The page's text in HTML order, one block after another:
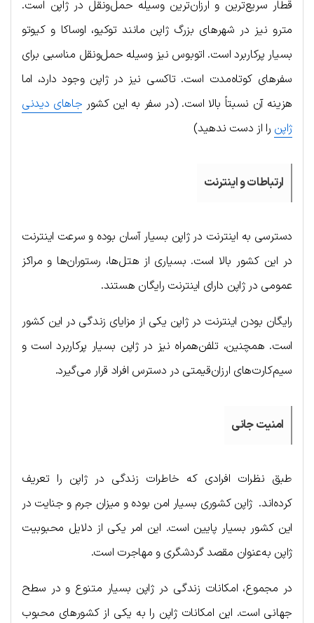
قطار سریع‌ترین و ارزان‌ترین وسیله حمل‌و‌نقل در ژاپن است.
مترو نیز در شهرهای بزرگ ژاپن مانند توکیو، اوساکا و کیوتو
بسیار پرکاربرد است. اتوبوس نیز وسیله حمل‌ونقل مناسبی برای
سفرهای کوتاه‌مدت است. تاکسی نیز در ژاپن وجود دارد، اما
هزینه آن نسبتاً بالا است. (در سفر به این کشور جاهای دیدنی
ژاپن را از دست ندهید)
ارتباطات و اینترنت
دسترسی به اینترنت در ژاپن بسیار آسان بوده و سرعت اینترنت
در این کشور بالا است. بسیاری از هتل‌ها، رستوران‌ها و مراکز
عمومی در ژاپن دارای اینترنت رایگان هستند.
رایگان بودن اینترنت در ژاپن یکی از مزایای زندگی در این کشور
است. همچنین، تلفن‌همراه نیز در ژاپن بسیار پرکاربرد است و
سیم‌کارت‌های ارزان‌قیمتی در دسترس افراد قرار می‌گیرد.
امنیت جانی
طبق نظرات افرادی که خاطرات زندگی در ژاپن را تعریف
کرده‌اند. ژاپن کشوری بسیار امن بوده و میزان جرم و جنایت در
این کشور بسیار پایین است. این امر یکی از دلایل محبوبیت
ژاپن به‌عنوان مقصد گردشگری و مهاجرت است.
در مجموع، امکانات زندگی در ژاپن بسیار متنوع و در سطح
جهانی است. این امکانات ژاپن را به یکی از کشورهای محبوب